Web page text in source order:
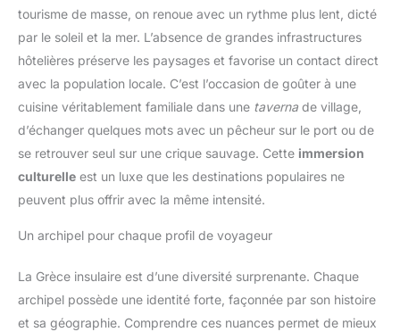
tourisme de masse, on renoue avec un rythme plus lent, dicté
par le soleil et la mer. L’absence de grandes infrastructures
hôtelières préserve les paysages et favorise un contact direct
avec la population locale. C’est l’occasion de goûter à une
cuisine véritablement familiale dans une taverna de village,
d’échanger quelques mots avec un pêcheur sur le port ou de
se retrouver seul sur une crique sauvage. Cette immersion
culturelle est un luxe que les destinations populaires ne
peuvent plus offrir avec la même intensité.
Un archipel pour chaque profil de voyageur
La Grèce insulaire est d’une diversité surprenante. Chaque
archipel possède une identité forte, façonnée par son histoire
et sa géographie. Comprendre ces nuances permet de mieux